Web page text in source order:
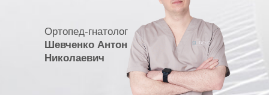
Ортопед-гнатолог
Шевченко Антон
Николаевич